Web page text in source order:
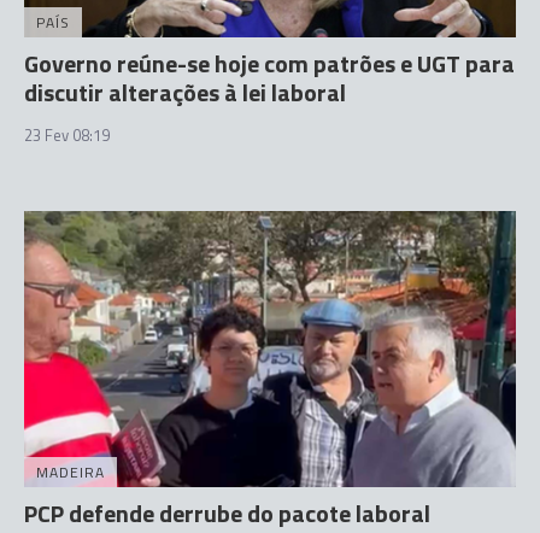
PAÍS
Governo reúne-se hoje com patrões e UGT para
discutir alterações à lei laboral
23 Fev 08:19
MADEIRA
PCP defende derrube do pacote laboral